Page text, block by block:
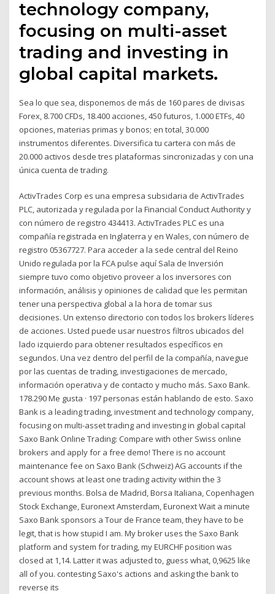
technology company,
focusing on multi-asset
trading and investing in
global capital markets.
Sea lo que sea, disponemos de más de 160 pares de divisas
Forex, 8.700 CFDs, 18.400 acciones, 450 futuros, 1.000 ETFs, 40
opciones, materias primas y bonos; en total, 30.000
instrumentos diferentes. Diversifica tu cartera con más de
20.000 activos desde tres plataformas sincronizadas y con una
única cuenta de trading.
ActivTrades Corp es una empresa subsidaria de ActivTrades
PLC, autorizada y regulada por la Financial Conduct Authority y
con número de registro 434413. ActivTrades PLC es una
compañía registrada en Inglaterra y en Wales, con número de
registro 05367727. Para acceder a la sede central del Reino
Unido regulada por la FCA pulse aquí Sala de Inversión
siempre tuvo como objetivo proveer a los inversores con
información, análisis y opiniones de calidad que les permitan
tener una perspectiva global a la hora de tomar sus
decisiones. Un extenso directorio con todos los brokers líderes
de acciones. Usted puede usar nuestros filtros ubicados del
lado izquierdo para obtener resultados específicos en
segundos. Una vez dentro del perfil de la compañía, navegue
por las cuentas de trading, investigaciones de mercado,
información operativa y de contacto y mucho más. Saxo Bank.
178.290 Me gusta · 197 personas están hablando de esto. Saxo
Bank is a leading trading, investment and technology company,
focusing on multi-asset trading and investing in global capital
Saxo Bank Online Trading: Compare with other Swiss online
brokers and apply for a free demo! There is no account
maintenance fee on Saxo Bank (Schweiz) AG accounts if the
account shows at least one trading activity within the 3
previous months. Bolsa de Madrid, Borsa Italiana, Copenhagen
Stock Exchange, Euronext Amsterdam, Euronext Wait a minute
Saxo Bank sponsors a Tour de France team, they have to be
legit, that is how stupid I am. My broker uses the Saxo Bank
platform and system for trading, my EURCHF position was
closed at 1,14. Latter it was adjusted to, guess what, 0,9625 like
all of you. contesting Saxo's actions and asking the bank to
reverse its